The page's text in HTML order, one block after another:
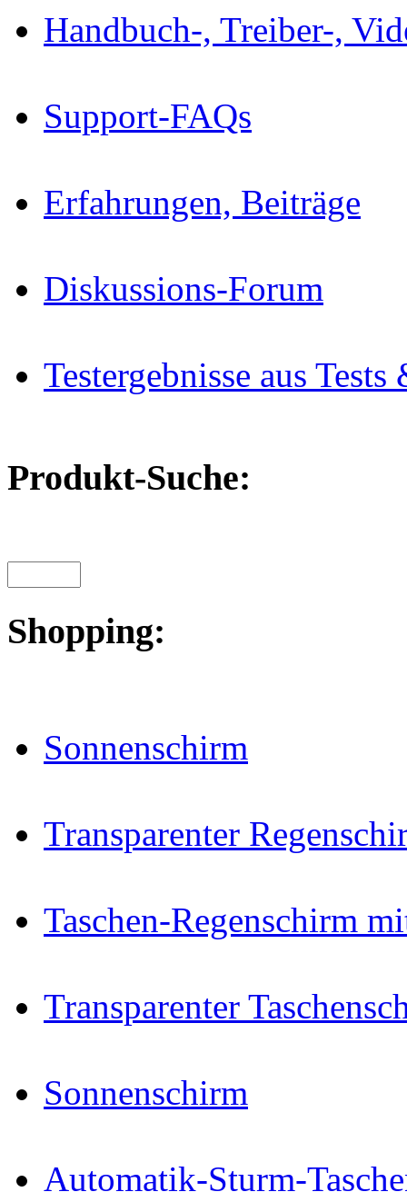
Handbuch-, Treiber-,
Support-FAQs
Erfahrungen, Beiträge
Diskussions-Forum
Testergebnisse aus
Produkt-Suche:
Shopping:
Sonnenschirm
Transparenter
Taschen-Regenschirm
Transparenter
Sonnenschirm
Automatik-Sturm-